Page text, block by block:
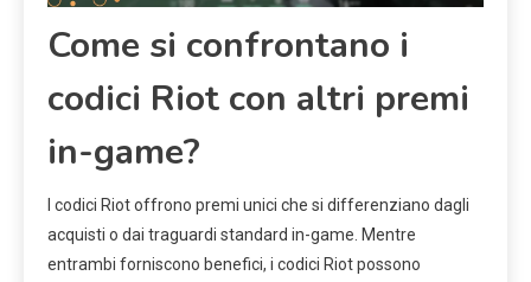
Come si confrontano i
codici Riot con altri premi
in-game?
I codici Riot offrono premi unici che si differenziano dagli
acquisti o dai traguardi standard in-game. Mentre
entrambi forniscono benefici, i codici Riot possono